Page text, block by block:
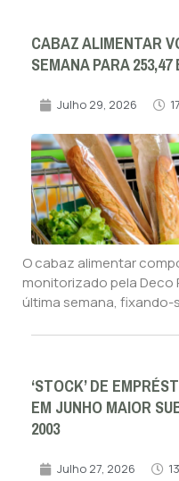
CABAZ ALIMENTAR
SEMANA PARA 253,47
Julho 29, 2026
O cabaz alimentar
monitorizado pela Deco
última semana, fixando-
‘STOCK’ DE
EM JUNHO MAIOR
2003
Julho 27, 2026